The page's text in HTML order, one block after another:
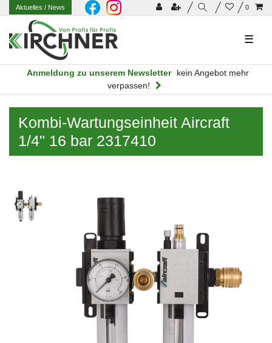
0
Aktuelles/ News
☰
Anmeldung zu unserem Newsletter
kein Angebot mehr
verpassen!
Kombi-Wartungseinheit Aircraft
1/4" 16 bar 2317410